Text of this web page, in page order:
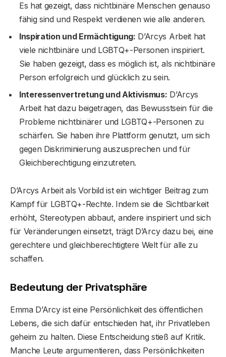
Es hat gezeigt, dass nichtbinäre Menschen genauso
fähig sind und Respekt verdienen wie alle anderen.
Inspiration und Ermächtigung: D’Arcys Arbeit hat
viele nichtbinäre und LGBTQ+-Personen inspiriert.
Sie haben gezeigt, dass es möglich ist, als nichtbinäre
Person erfolgreich und glücklich zu sein.
Interessenvertretung und Aktivismus: D’Arcys
Arbeit hat dazu beigetragen, das Bewusstsein für die
Probleme nichtbinärer und LGBTQ+-Personen zu
schärfen. Sie haben ihre Plattform genutzt, um sich
gegen Diskriminierung auszusprechen und für
Gleichberechtigung einzutreten.
D’Arcys Arbeit als Vorbild ist ein wichtiger Beitrag zum
Kampf für LGBTQ+-Rechte. Indem sie die Sichtbarkeit
erhöht, Stereotypen abbaut, andere inspiriert und sich
für Veränderungen einsetzt, trägt D’Arcy dazu bei, eine
gerechtere und gleichberechtigtere Welt für alle zu
schaffen.
Bedeutung der Privatsphäre
Emma D’Arcy ist eine Persönlichkeit des öffentlichen
Lebens, die sich dafür entschieden hat, ihr Privatleben
geheim zu halten. Diese Entscheidung stieß auf Kritik.
Manche Leute argumentieren, dass Persönlichkeiten